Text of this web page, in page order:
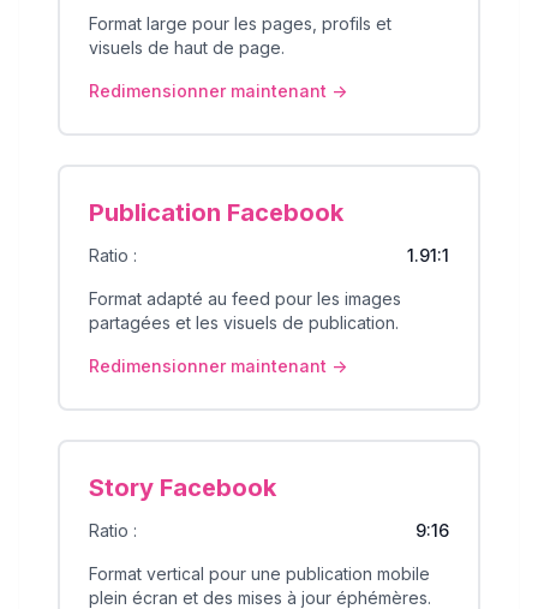
Format large pour les pages, profils et
visuels de haut de page.
Redimensionner maintenant ->
Publication Facebook
Ratio : 1.91:1
Format adapté au feed pour les images
partagées et les visuels de publication.
Redimensionner maintenant ->
Story Facebook
Ratio : 9:16
Format vertical pour une publication mobile
plein écran et des mises à jour éphémères.